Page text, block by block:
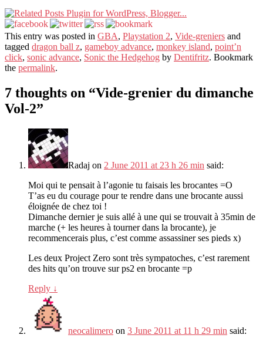
This entry was posted in GBA, Playstation 2, Vide-greniers and
tagged dragon ball z, gameboy advance, monkey island, point’n
click, sonic advance, Sonic the Hedgehog by Dentifritz. Bookmark
the permalink.
7 thoughts on “Vide-grenier du dimanche
Vol-2”
Radaj on 2 June 2011 at 23 h 26 min said:
Moi qui te pensait à l’agonie tu faisais les brocantes =O
T’as eu du courage pour te rendre dans une brocante aussi
éloignée de chez toi !
Dimanche dernier je suis allé à une qui se trouvait à 35min de
marche (+ les heures à tourner dans la brocante), je
recommencerais plus, c’est comme assassiner ses pieds x)
Les deux Project Zero sont très sympatoches, c’est rarement
des hits qu’on trouve sur ps2 en brocante =p
Reply ↓
neocalimero on 3 June 2011 at 11 h 29 min said: